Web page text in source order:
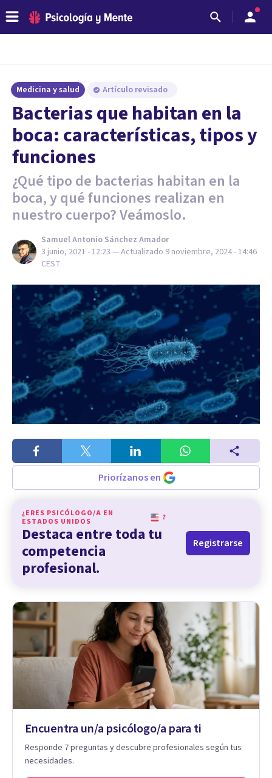
Medicina y salud Artículo revisado
Bacterias que habitan en la
boca: características, tipos y
funciones
¿Qué tipo de bacterias habitan en la
boca, y qué funciones realizan en
nuestro cuerpo? Veámoslo.
Samuel Antonio Sánchez Amador
3 junio, 2021 - 12:23 — Actualizado 9 noviembre, 2024 - 14:46
CEST
Priorízanos en
¿ERES PSICÓLOGO/A EN
ESTADOS UNIDOS
?
Destaca entre toda tu
competencia
profesional.
Registrarse
Encuentra un/a psicólogo/a para ti
Responde 7 preguntas y descubre profesionales según tus
necesidades.